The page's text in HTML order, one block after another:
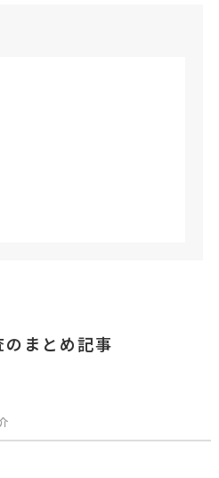
まとめ記事